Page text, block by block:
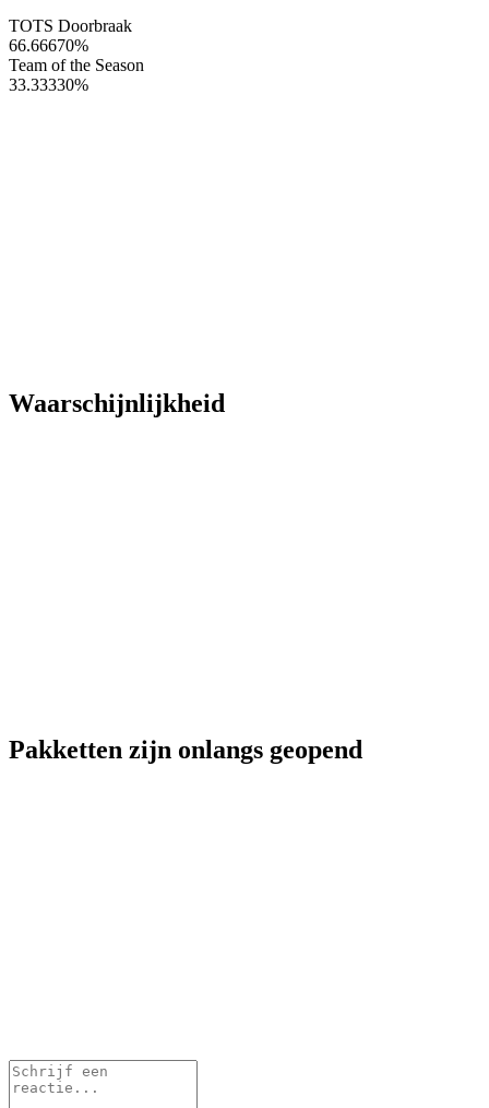
TOTS Doorbraak
66.66670%
Team of the Season
33.33330%
Waarschijnlijkheid
Pakketten zijn onlangs geopend